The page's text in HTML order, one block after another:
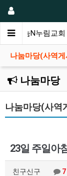
나눔N누림교회
나눔마당(사역
나눔마당
나눔마당(사역
23일 주일아
친구신구 7